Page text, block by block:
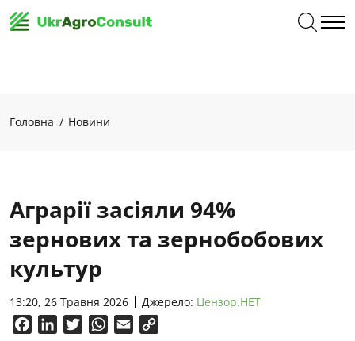
Головна Новини
Аграрії засіяли 94%
зернових та зернобобових
культур
13:20, 26 Травня 2026 Джерело: Цензор.НЕТ
FacebookLinkedInTwitterWhatsApp
Email